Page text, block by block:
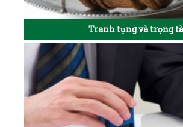
Tranh tụng và trọng